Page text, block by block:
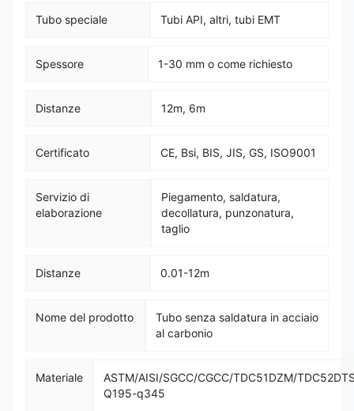
Tubo speciale Tubi API, altri, tubi EMT
Spessore 1-30 mm o come richiesto
Distanze 12m, 6m
Certificato CE, Bsi, BIS, JIS, GS, ISO9001
Servizio di
elaborazione
Piegamento, saldatura,
decollatura, punzonatura,
taglio
Distanze 0.01-12m
Nome del prodotto
Tubo senza saldatura in acciaio
al carbonio
Materiale
ASTM/AISI/SGCC/CGCC/TDC51DZM/
Q195-q345